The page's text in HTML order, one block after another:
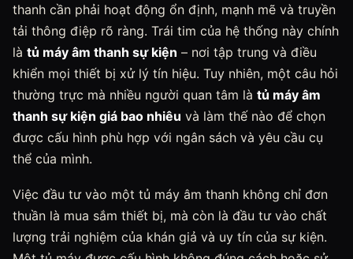
thanh cần phải hoạt động ổn định, mạnh mẽ và truyền
tải thông điệp rõ ràng. Trái tim của hệ thống này chính
là tủ máy âm thanh sự kiện – nơi tập trung và điều
khiển mọi thiết bị xử lý tín hiệu. Tuy nhiên, một câu hỏi
thường trực mà nhiều người quan tâm là tủ máy âm
thanh sự kiện giá bao nhiêu và làm thế nào để chọn
được cấu hình phù hợp với ngân sách và yêu cầu cụ
thể của mình.
Việc đầu tư vào một tủ máy âm thanh không chỉ đơn
thuần là mua sắm thiết bị, mà còn là đầu tư vào chất
lượng trải nghiệm của khán giả và uy tín của sự kiện.